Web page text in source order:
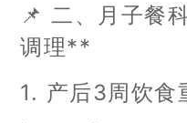
📌 二、月子餐
调理**
1. 产后3周饮食